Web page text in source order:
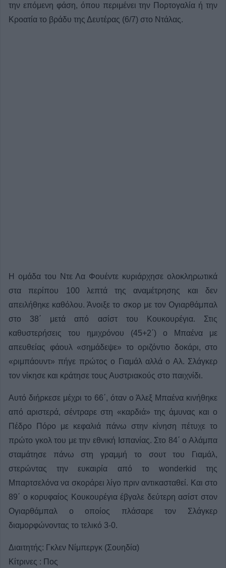
την επόμενη φάση, όπου περιμένει την Πορτογαλία ή την
Κροατία το βράδυ της Δευτέρας (6/7) στο Ντάλας.
Η ομάδα του Ντε Λα Φουέντε κυριάρχησε ολοκληρωτικά
στα περίπου 100 λεπτά της αναμέτρησης και δεν
απειλήθηκε καθόλου. Άνοιξε το σκορ με τον Ογιαρθάμπαλ
στο 38΄ μετά από ασίστ του Κουκουρέγια. Στις
καθυστερήσεις του ημιχρόνου (45+2΄) ο Μπαένα με
απευθείας φάουλ «σημάδεψε» το οριζόντιο δοκάρι, στο
«ριμπάουντ» πήγε πρώτος ο Γιαμάλ αλλά ο Αλ. Σλάγκερ
τον νίκησε και κράτησε τους Αυστριακούς στο παιχνίδι.
Αυτό διήρκεσε μέχρι το 66΄, όταν ο Άλεξ Μπαένα κινήθηκε
από αριστερά, σέντραρε στη «καρδιά» της άμυνας και ο
Πέδρο Πόρο με κεφαλιά πάνω στην κίνηση πέτυχε το
πρώτο γκολ του με την εθνική Ισπανίας. Στο 84΄ ο Αλάμπα
σταμάτησε πάνω στη γραμμή το σουτ του Γιαμάλ,
στερώντας την ευκαιρία από το wonderkid της
Μπαρτσελόνα να σκοράρει λίγο πριν αντικασταθεί. Και στο
89΄ ο κορυφαίος Κουκουρέγια έβγαλε δεύτερη ασίστ στον
Ογιαρθάμπαλ ο οποίος πλάσαρε τον Σλάγκερ
διαμορφώνοντας το τελικό 3-0.
Διαιτητής: Γκλεν Νίμπεργκ (Σουηδία)
Κίτρινες : Πος